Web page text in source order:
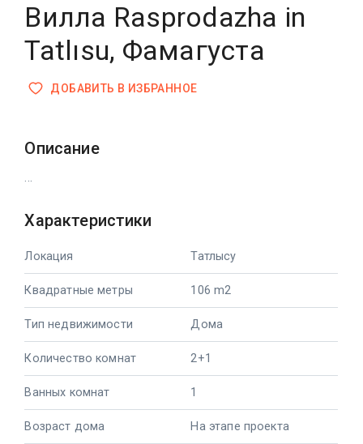
Вилла Rasprodazha in
Tatlısu, Фамагуста
ДОБАВИТЬ В ИЗБРАННОЕ
Описание
...
Характеристики
Локация Татлысу
Квадратные метры 106 m2
Тип недвижимости Дома
Количество комнат 2+1
Ванных комнат 1
Возраст дома На этапе проекта